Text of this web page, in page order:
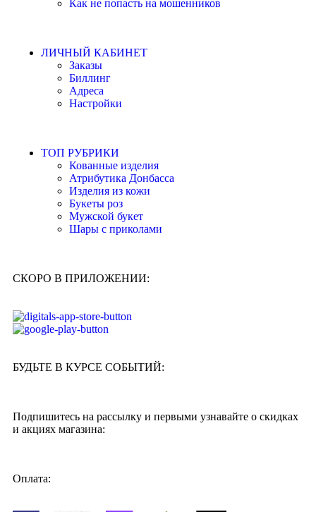
Как не попасть на мошенников
ЛИЧНЫЙ КАБИНЕТ
Заказы
Биллинг
Адреса
Настройки
ТОП РУБРИКИ
Кованные изделия
Атрибутика Донбасса
Изделия из кожи
Букеты роз
Мужской букет
Шары с приколами
СКОРО В ПРИЛОЖЕНИИ:
БУДЬТЕ В КУРСЕ СОБЫТИЙ:
Подпишитесь на рассылку и первыми узнавайте о скидках
и акциях магазина:
Оплата: